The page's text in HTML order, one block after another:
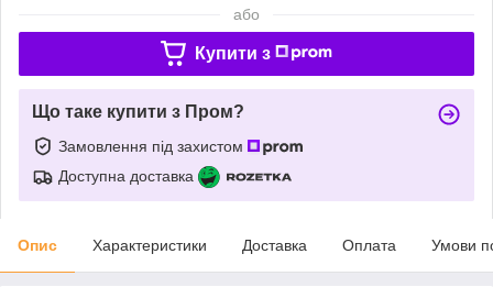
або
Купити з
Що таке купити з Пром?
Замовлення під захистом
Доступна доставка
Опис Характеристики Доставка Оплата Умови